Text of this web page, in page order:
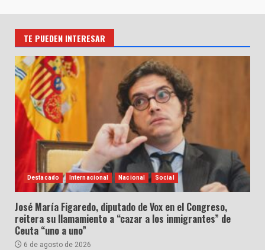
TE PUEDEN INTERESAR
Destacado Internacional Nacional Social
José María Figaredo, diputado de Vox en el Congreso,
reitera su llamamiento a “cazar a los inmigrantes” de
Ceuta “uno a uno”
6 de agosto de 2026